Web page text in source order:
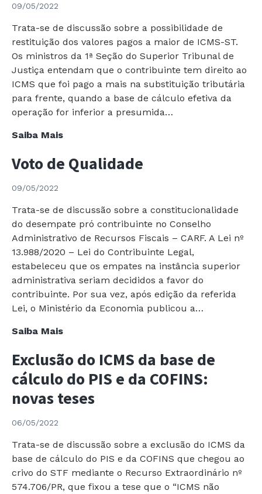
a
Bitributação
entre
ambos
os
Países
contra
Planejamento
Tributário
Abusivo
09/05/2022
Trata-se de discussão sobre a possibilidade de
restituição dos valores pagos a maior de ICMS-ST.
Os ministros da 1ª Seção do Superior Tribunal de
Justiça entendam que o contribuinte tem direito ao
ICMS que foi pago a mais na substituição tributária
para frente, quando a base de cálculo efetiva da
operação for inferior a presumida…
Saiba MaisRestituição
ICMS-
Voto de Qualidade
09/05/2022
Trata-se de discussão sobre a constitucionalidade
do desempate pró contribuinte no Conselho
Administrativo de Recursos Fiscais – CARF. A Lei nº
13.988/2020 – Lei do Contribuinte Legal,
estabeleceu que os empates na instância superior
administrativa seriam decididos a favor do
contribuinte. Por sua vez, após edição da referida
Lei, o Ministério da Economia publicou a…
Saiba MaisVoto
Qualidade
Exclusão do ICMS da base de
cálculo do PIS e da COFINS:
novas teses
06/05/2022
Trata-se de discussão sobre a exclusão do ICMS da
base de cálculo do PIS e da COFINS que chegou ao
crivo do STF mediante o Recurso Extraordinário nº
574.706/PR, que fixou a tese que o “ICMS não